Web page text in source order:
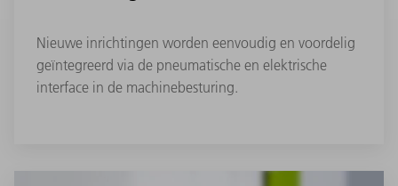
Nieuwe inrichtingen worden eenvoudig en voordelig
geïntegreerd via de pneumatische en elektrische
interface in de machinebesturing.